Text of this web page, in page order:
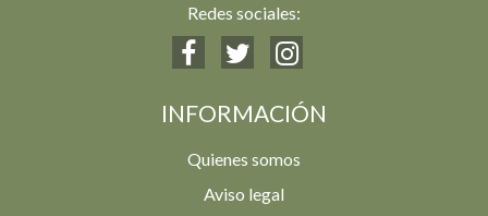
Redes sociales:
INFORMACIÓN
Quienes somos
Aviso legal